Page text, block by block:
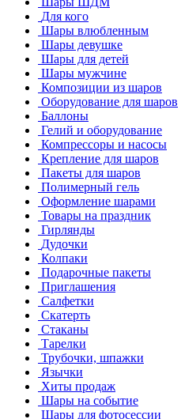
Для кого
Шары влюбленным
Шары девушке
Шары для детей
Шары мужчине
Композиции из шаров
Оборудование для шаров
Баллоны
Гелий и оборудование
Компрессоры и насосы
Крепление для шаров
Пакеты для шаров
Полимерный гель
Оформление шарами
Товары на праздник
Гирлянды
Дудочки
Колпаки
Подарочные пакеты
Приглашения
Салфетки
Скатерть
Стаканы
Тарелки
Трубочки, шпажки
Язычки
Хиты продаж
Шары на событие
Шары для фотосессии